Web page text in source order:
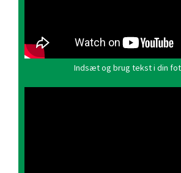
Indsæt og brug tekst i din